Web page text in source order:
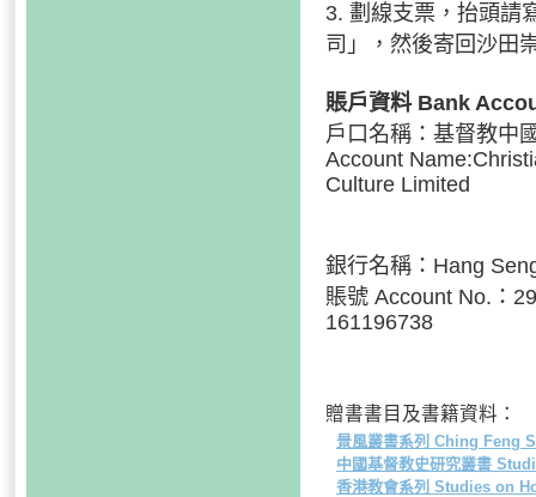
3. 劃線支票，抬頭請
司」，然後寄回沙田
賬戶資料 Bank
戶口名稱：基督教中
Account
Culture Limited
銀行名稱：Hang
賬號 Account No.：
161196738
贈書書目及書籍資料：
景風叢書系列 Ching Feng
中國基督教史研究叢書
香港教會系列 Studies on